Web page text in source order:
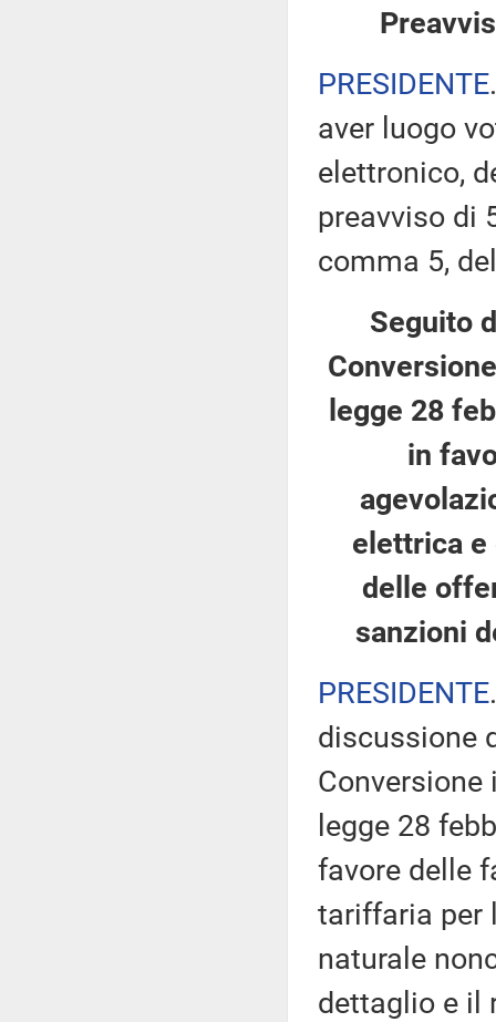
PRESIDENTE
aver luogo
elettronico,
preavviso di
comma 5,
Seguito
legge 28
in
elettrica e
delle
sanzioni
PRESIDENTE
discussione
Conversione
legge 28
favore delle
tariffaria per
naturale
dettaglio e il